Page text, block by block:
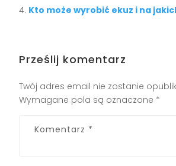
Kto może wyrobić ekuz i na
Prześlij komentarz
Twój adres email nie zostanie
Wymagane pola są oznaczone *